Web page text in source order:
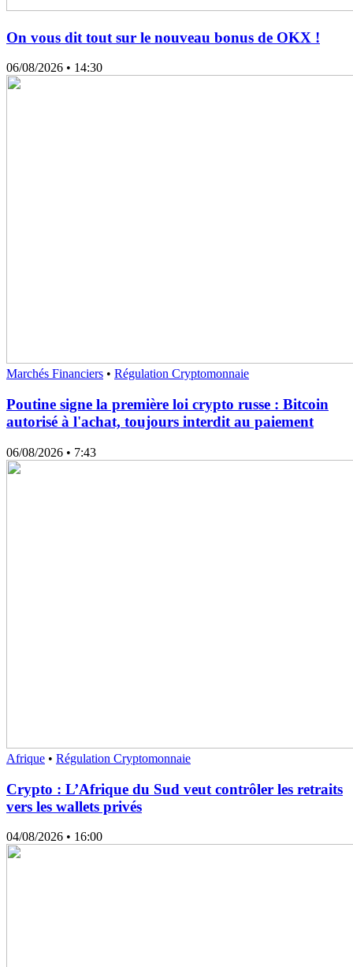
On vous dit tout sur le nouveau bonus de OKX !
06/08/2026 • 14:30
Marchés Financiers • Régulation Cryptomonnaie
Poutine signe la première loi crypto russe : Bitcoin
autorisé à l'achat, toujours interdit au paiement
06/08/2026 • 7:43
Afrique • Régulation Cryptomonnaie
Crypto : L’Afrique du Sud veut contrôler les retraits
vers les wallets privés
04/08/2026 • 16:00